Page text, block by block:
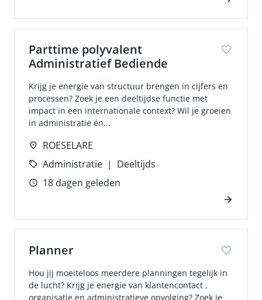
Parttime polyvalent
Administratief Bediende
Krijg je energie van structuur brengen in cijfers en
processen? Zoek je een deeltijdse functie met
impact in een internationale context? Wil je groeien
in administratie én...
ROESELARE
Administratie
Deeltijds
18 dagen geleden
Planner
Hou jij moeiteloos meerdere planningen tegelijk in
de lucht? Krijg je energie van klantencontact ,
organisatie en administratieve opvolging? Zoek je